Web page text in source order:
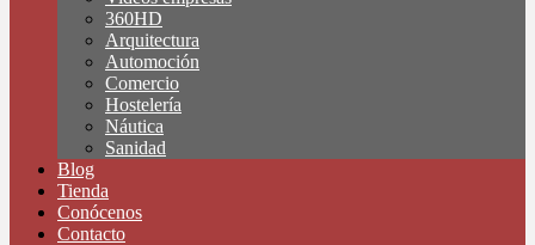
360HD
Arquitectura
Automoción
Comercio
Hostelería
Náutica
Sanidad
Blog
Tienda
Conócenos
Contacto